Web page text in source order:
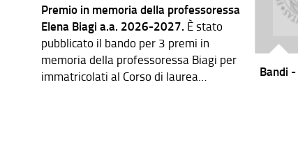
Premio in memoria della professoressa
Elena Biagi a.a. 2026-2027. È stato
pubblicato il bando per 3 premi in
memoria della professoressa Biagi per
immatricolati al Corso di laurea
Bandi